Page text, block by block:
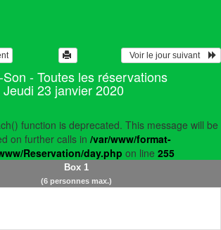
  Voir le jour suivant
- Toutes les réservations
Jeudi 23 janvier 2020
function is deprecated. This message will be
on further calls in /var/www/format-
Reservation/day.php on line 255
Box 1
(6 personnes max.)